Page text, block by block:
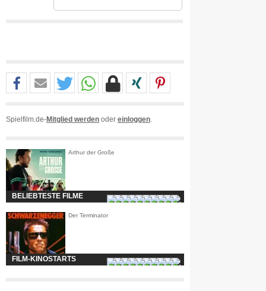
Spielfilm.de-Mitglied werden oder einloggen
Arthur der Große
BELIEBTESTE FILME
Der Terminator
FILM-KINOSTARTS